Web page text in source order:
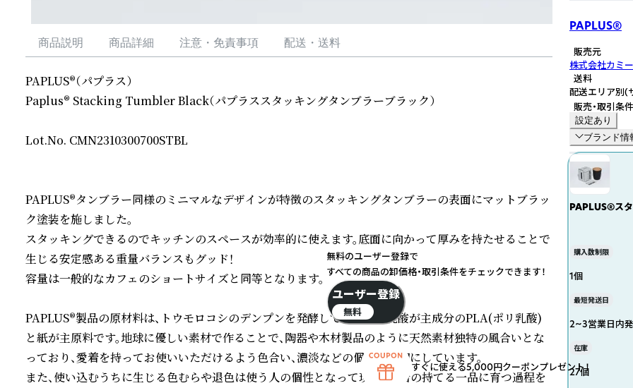
商品説明 商品詳細 注意・免責事項 配送・送料
PAPLUS®（パプラス）
Paplus® Stacking Tumbler Black（パプラススタッキングタンブラーブラック）
Lot.No. CMN2310300700STBL
PAPLUS®タンブラー同様のミニマルなデザインが特徴のスタッキングタンブラーの表面にマットブラッ
ク塗装を施しました。
スタッキングできるのでキッチンのスペースが効率的に使えます。底面に向かって厚みを持たせることで
生じる安定感ある重量バランスもグッド！
容量は一般的なカフェのショートサイズと同等となります。
PAPLUS®製品の原材料は、トウモロコシのデンプンを発酵して得られる乳酸が主成分のPLA(ポリ乳酸)
と紙が主原料です。地球に優しい素材で作ることで、陶器や木材製品のように天然素材独特の風合いとな
っており、愛着を持ってお使いいただけるよう色合い、濃淡などの個性を大切にしています。
また、使い込むうちに生じる色むらや退色は使う人の個性となって現れ、愛着の持てる一品に育つ過程を
PAPLUS®
販売元
株式会社カミ
送料
配送エリア別(
販売・取引条件
設定あり
ブランド情
PAPLUS®ス
購入数制限
1個
最短発送日
2~3営業日内
在庫
27個
無料のユーザー登録で
すべての商品の卸価格・取引条件をチェックできます！
ユーザー登録
無料
すぐに使える5,000円クーポンプレゼント！